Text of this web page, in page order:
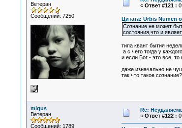
Ветеран
Сообщений: 7250
« Ответ #121 :
Цитата: Urbis Numen
Сознание не может
состояния,что и
типа квант бытия
а с чего тогда у
и если Бог - это все,
даже изначально не
так что такое сознание?
migus
Ветеран
Сообщений: 1789
Re:
« Ответ #122 :